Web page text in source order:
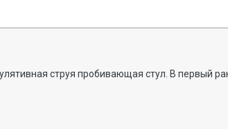
струя пробивающая стул. В первый